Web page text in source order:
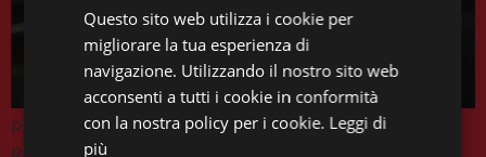
Partecipa anche tu al nuovo corso proposto da Cube
Questo sito web utilizza i cookie per
migliorare la tua esperienza di
navigazione. Utilizzando il nostro sito web
acconsenti a tutti i cookie in conformità
con la nostra policy per i cookie. Leggi di
più